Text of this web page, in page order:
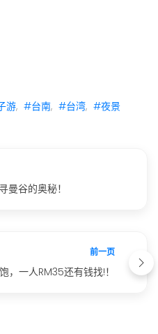
游, #台南, #台湾, #夜景
曼谷的奥秘！
前一页
，一人RM35还有钱找!！